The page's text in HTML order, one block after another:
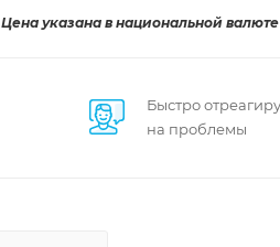
Цена указана в национальной
Быстро
на проблемы